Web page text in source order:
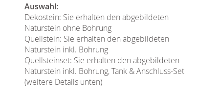
Auswahl:
Dekostein: Sie erhalten den abgebildeten
Naturstein ohne Bohrung
Quellstein: Sie erhalten den abgebildeten
Naturstein inkl. Bohrung
Quellsteinset: Sie erhalten den abgebildeten
Naturstein inkl. Bohrung, Tank & Anschluss-Set
(weitere Details unten)